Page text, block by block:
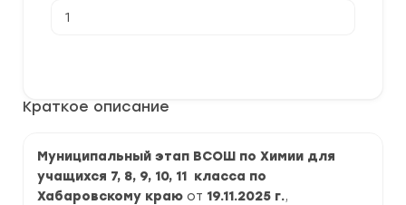
Краткое описание
Муниципальный этап ВСОШ по Химии для
учащихся 7, 8, 9, 10, 11 класса по
Хабаровскому краю от 19.11.2025 г.,
товара
Химии
г.
по
Хабаровскому
краю